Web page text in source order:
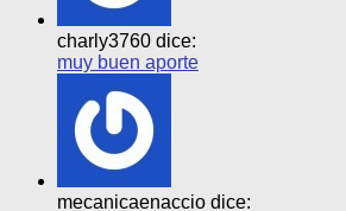
charly3760 dice:
muy buen aporte
mecanicaenaccio dice: